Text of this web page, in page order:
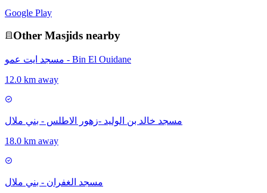
Google Play
Other Masjids nearby
مسجد ايت عمو - Bin El Ouidane
12.0 km away
مسجد خالد بن الوليد -زهور الاطلس - بني ملال
18.0 km away
مسجد الغفران - بني ملال